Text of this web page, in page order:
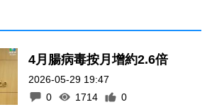
4月腸病毒按月增約2.6倍
2026-05-29 19:47
0
1714 0